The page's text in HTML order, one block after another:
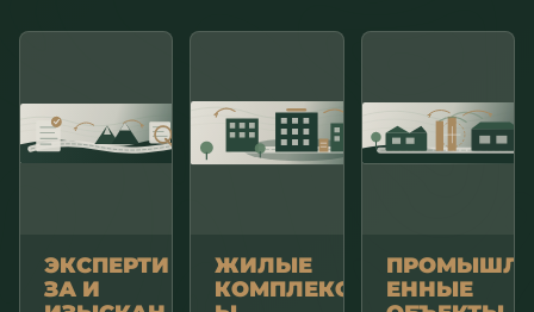
ЭКСПЕРТИ
ЗА И
ЖИЛЫЕ
КОМПЛЕКС
ПРОМЫШЛ
ЕННЫЕ